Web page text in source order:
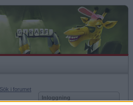
Sök i forumet
Inloggning